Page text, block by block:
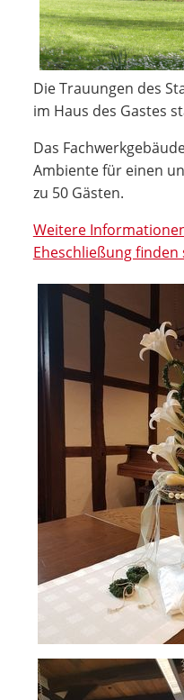
Die Trauungen des
im Haus des Gastes
Das
Ambiente für einen
zu 50 Gästen.
Weitere
Eheschließung